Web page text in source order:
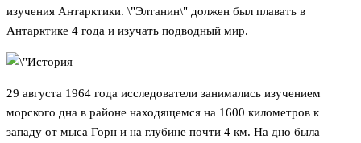
изучения Антарктики. \"Элтанин\" должен был плавать в
Антарктике 4 года и изучать подводный мир.
29 августа 1964 года исследователи занимались изучением
морского дна в районе находящемся на 1600 километров к
западу от мыса Горн и на глубине почти 4 км. На дно была